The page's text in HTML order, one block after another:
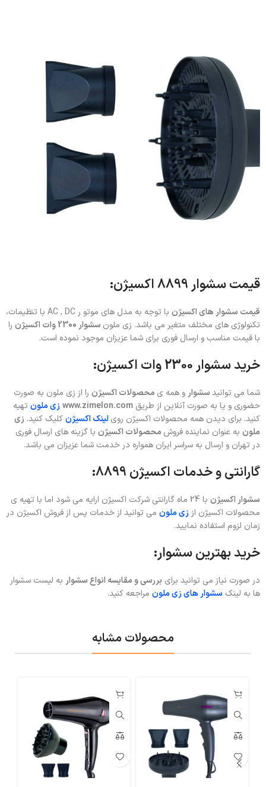
قیمت سشوار 8899 اکسیژن:
قیمت سشوار های اکسیژن
با توجه به مدل های موتو ر AC , DC با تنظیمات،
تکنولوژی های مختلف متغیر می باشد. زی ملون سشوار 2300 وات اکسیژن
را
با قیمت مناسب و ارسال فوری برای شما عزیزان موجود نموده است.
خرید سشوار 2300 وات اکسیژن:
شما می توانیدسشوارو همه ی محصولات اکسیژن را از زی ملون به صورت
حضوری و یا به صورت آنلاین از طریق www.zimelon.comزی ملونتهیه
کنید. برای دیدن همه محصولات اکسیژن رویلینک اکسیژنکلیک کنید. زی
ملون به عنوان نماینده فروش محصولات اکسیژن با گزینه های ارسال فوری
در تهران و ارسال به سراسر ایران همواره در خدمت شما عزیزان می باشد.
گارانتی و خدمات اکسیژن 8899:
سشوار اکسیژن
با 24 ماه گارانتی شرکت اکسیژن ارایه می شود اما با تهیه ی
محصولات اکسیژن اززی ملون می توانید از خدمات پس از فروش اکسیژن در
زمان لزوم استفاده نمایید.
خرید بهترین سشوار:
در صورت نیاز می توانید برای بررسی و مقایسه انواع سشوار به لیست سشوار
ها به لینک سشوار های زی ملون مراجعه کنید.
محصولات مشابه